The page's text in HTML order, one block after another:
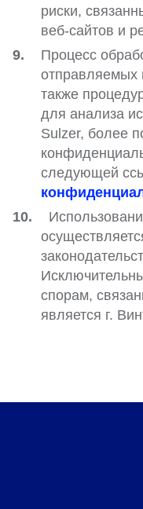
риски,
веб-сайтов и
Процесс
отправляемых
также
для анализа
Sulzer, более
следующей
спорам,
является г.